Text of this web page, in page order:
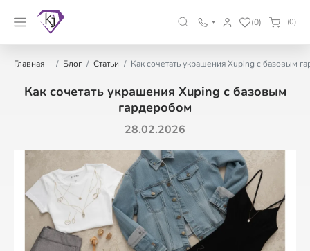
(0) (0)
Главная Блог Статьи Как сочетать украшения Xuping с базовым
Как сочетать украшения Xuping с базовым
гардеробом
28.02.2026